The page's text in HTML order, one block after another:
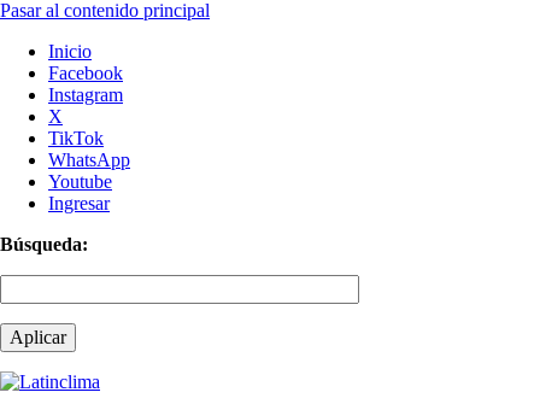
Pasar al contenido principal
Inicio
Facebook
Instagram
X
TikTok
WhatsApp
Youtube
Ingresar
Búsqueda: